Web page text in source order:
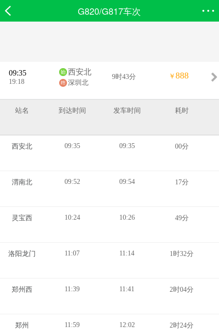
G820/G817车次
09:35
19:18
西安北
深圳北
9时43分 ￥ 888
站名 到达时间 发车时间 耗时
西安北 09:35 09:35 00分
渭南北 09:52 09:54 17分
灵宝西 10:24 10:26 49分
洛阳龙门 11:07 11:14 1时32分
郑州西 11:39 11:41 2时04分
郑州 11:59 12:02 2时24分